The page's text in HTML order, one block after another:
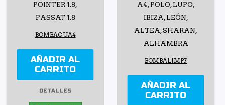
POINTER 1.8,
PASSAT 1.8
BOMBAGUA4
AÑADIR AL
CARRITO
DETALLES
A4, POLO, LUPO,
IBIZA, LEÓN,
ALTEA, SHARAN,
ALHAMBRA
BOMBALIMP7
AÑADIR AL
CARRITO